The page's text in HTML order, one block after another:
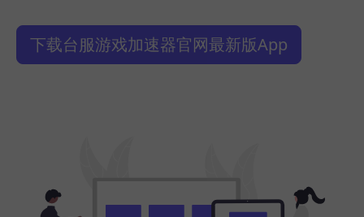
下载台服游戏加速器官网最新版App